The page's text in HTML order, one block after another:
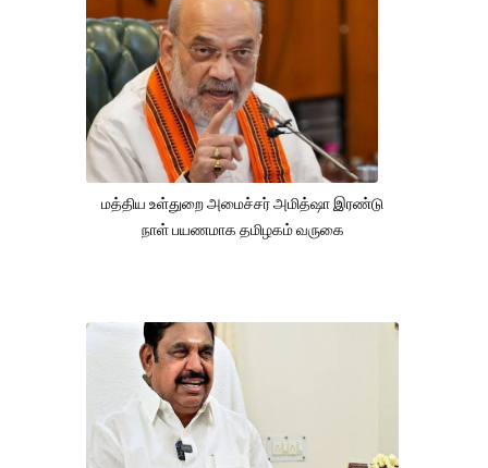
மத்திய உள்துறை அமைச்சர் அமித்ஷா இரண்டு
நாள் பயணமாக தமிழகம் வருகை